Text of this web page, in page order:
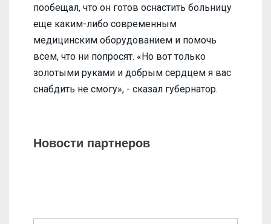
пообещал, что он готов оснастить больницу
еще каким-либо современным
медицинским оборудованием и помочь
всем, что ни попросят. «Но вот только
золотыми руками и добрым сердцем я вас
снабдить не смогу», - сказал губернатор.
Новости партнеров